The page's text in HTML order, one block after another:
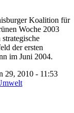
Koalition für
Woche 2003
der ersten
im Juni 2004.
29, 2010 - 11:53